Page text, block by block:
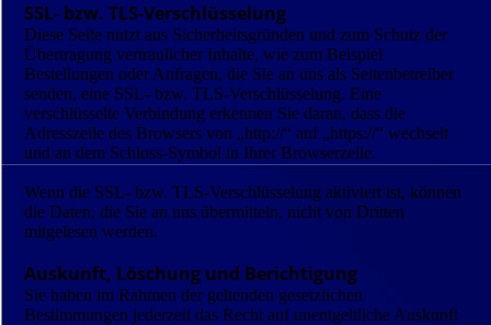
SSL- bzw. TLS-Verschlüsselung
Diese Seite nutzt aus Sicherheitsgründen und zum Schutz der
Übertragung vertraulicher Inhalte, wie zum Beispiel
Bestellungen oder Anfragen, die Sie an uns als Seitenbetreiber
senden, eine SSL- bzw. TLS-Verschlüsselung. Eine
verschlüsselte Verbindung erkennen Sie daran, dass die
Adresszeile des Browsers von „http://“ auf „https://“ wechselt
und an dem Schloss-Symbol in Ihrer Browserzeile.
Wenn die SSL- bzw. TLS-Verschlüsselung aktiviert ist, können
die Daten, die Sie an uns übermitteln, nicht von Dritten
mitgelesen werden.
Auskunft, Löschung und Berichtigung
Sie haben im Rahmen der geltenden gesetzlichen
Bestimmungen jederzeit das Recht auf unentgeltliche Auskunft